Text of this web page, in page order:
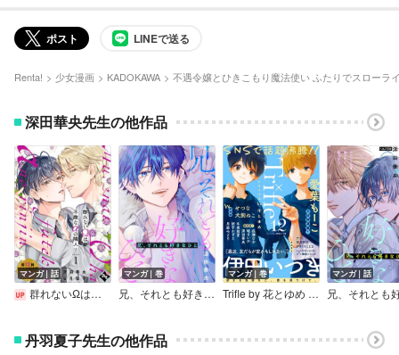
ポスト LINEで送る
Renta! 少女漫画 KADOKAWA 不遇令嬢とひきこもり魔法使い ふたりでスローラ
深田華央先生の他作品
マンガ｜話
群れないΩは不敵なαの隣人
マンガ｜巻
兄、それとも好きなひと
マンガ｜巻
Trifle by 花とゆめ 12号
マンガ｜話
丹羽夏子先生の他作品